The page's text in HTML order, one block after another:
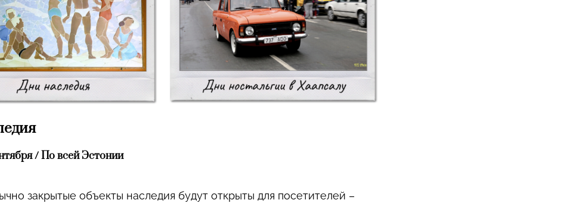
/ По всей Эстонии
закрытые объекты наследия будут открыты для посетителей –